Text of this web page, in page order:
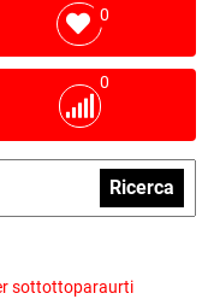
0
0
Ricerca
sottottoparaurti